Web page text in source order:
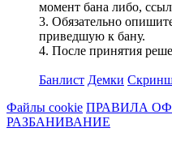
момент бана либо,
3. Обязательно
приведшую к бану.
4. После принятия
Банлист Демки
Файлы cookie ПРАВИЛА
РАЗБАНИВАНИЕ